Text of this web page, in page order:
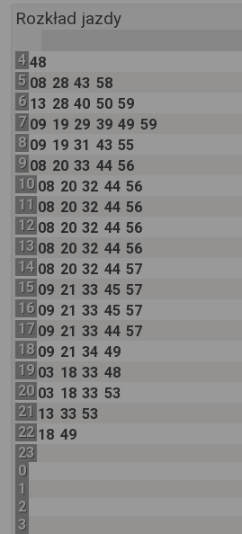
Rozkład jazdy
4 48
5 08 28 43 58
6 13 28 40 50 59
7 09 19 29 39 49 59
8 09 19 31 43 55
9 08 20 33 44 56
10 08 20 32 44 56
11 08 20 32 44 56
12 08 20 32 44 56
13 08 20 32 44 56
14 08 20 32 44 57
15 09 21 33 45 57
16 09 21 33 45 57
17 09 21 33 44 57
18 09 21 34 49
19 03 18 33 48
20 03 18 33 53
21 13 33 53
22 18 49
23
0
1
2
3